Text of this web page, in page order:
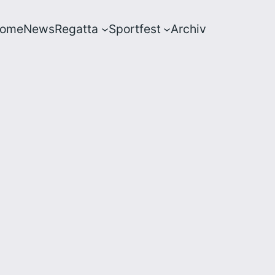
NewsRegatta Sportfest Archiv